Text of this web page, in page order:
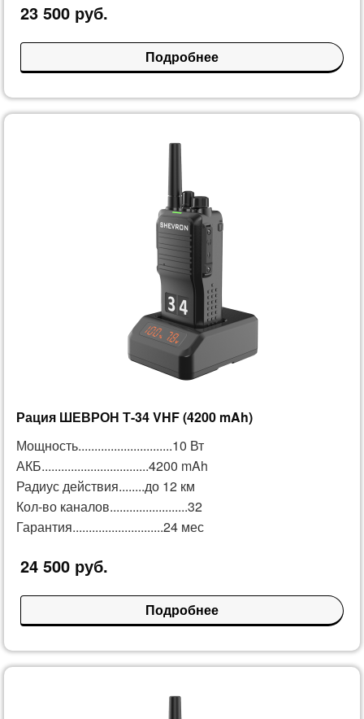
23 500 руб.
Подробнее
Рация ШЕВРОН Т-34 VHF (4200 mAh)
Мощность.............................10 Вт
АКБ.................................4200 mAh
Радиус действия........до 12 км
Кол-во каналов........................32
Гарантия............................24 мес
24 500 руб.
Подробнее